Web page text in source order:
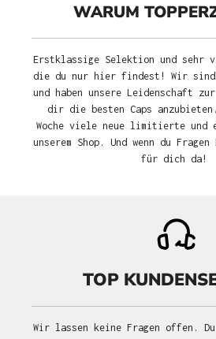
WARUM
Erstklassige Selektion und sehr
die du nur hier findest! Wir sind
und haben unsere Leidenschaft zur
dir die besten Caps
Woche viele neue limitierte und
unserem Shop. Und wenn du
für dich da!
TOP
Wir lassen keine Fragen offen.